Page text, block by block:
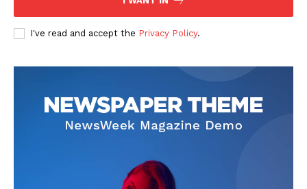
I've read and accept the Privacy Policy.